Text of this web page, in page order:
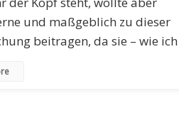
und maßgeblich zu dieser
beitragen, da sie – wie